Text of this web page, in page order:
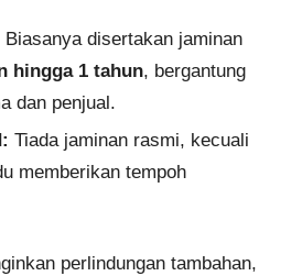
Biasanya disertakan jaminan
hingga 1 tahun, bergantung
dan penjual.
Tiada jaminan rasmi, kecuali
memberikan tempoh
perlindungan tambahan,